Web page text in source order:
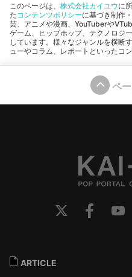
このページは、 株式会社カイユウに
た コンテンツポリシーに基づき制作
芸、アニメや漫画、YouTuberや
ゲーム、ヒップホップ、テクノロジ
しています。様々なジャンルを横断
ューやコラム、レポートといったコ
ペ
ARTICLE